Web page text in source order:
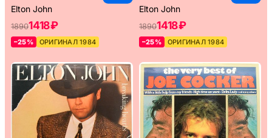
Elton John
18901418 ₽
–25% ОРИГИНАЛ 1984
Elton John
18901418 ₽
–25% ОРИГИНАЛ 1984